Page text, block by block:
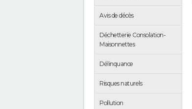
Avis de décès
Déchetterie Consolation-
Maisonnettes
Délinquance
Risques naturels
Pollution